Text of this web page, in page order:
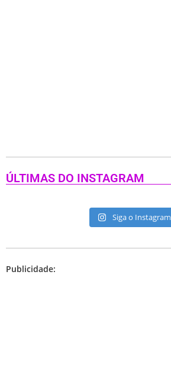
ÚLTIMAS DO INSTAGRAM
Siga o Instagram
Publicidade: